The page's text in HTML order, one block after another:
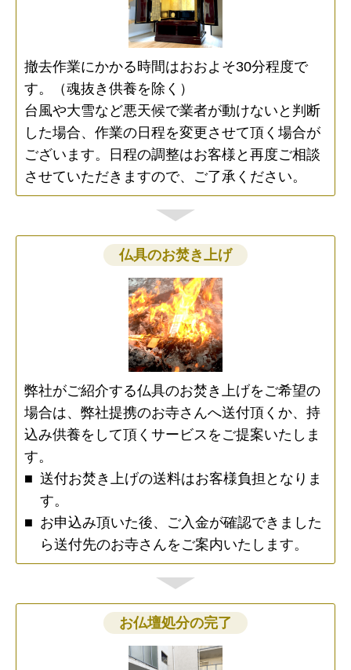
撤去作業にかかる時間はおおよそ30分程度で
す。（魂抜き供養を除く）
台風や大雪など悪天候で業者が動けないと判断
した場合、作業の日程を変更させて頂く場合が
ございます。日程の調整はお客様と再度ご相談
させていただきますので、ご了承ください。
仏具のお焚き上げ
弊社がご紹介する仏具のお焚き上げをご希望の
場合は、弊社提携のお寺さんへ送付頂くか、持
込み供養をして頂くサービスをご提案いたしま
す。
送付お焚き上げの送料はお客様負担となりま
す。
お申込み頂いた後、ご入金が確認できました
ら送付先のお寺さんをご案内いたします。
お仏壇処分の完了